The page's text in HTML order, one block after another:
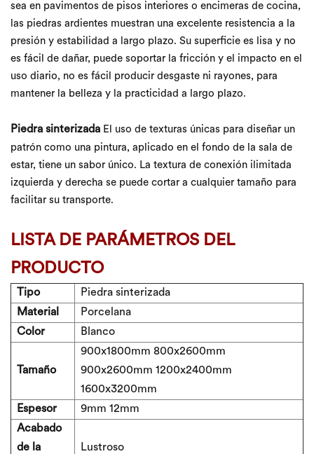
sea en pavimentos de pisos interiores o encimeras de cocina,
las piedras ardientes muestran una excelente resistencia a la
presión y estabilidad a largo plazo. Su superficie es lisa y no
es fácil de dañar, puede soportar la fricción y el impacto en el
uso diario, no es fácil producir desgaste ni rayones, para
mantener la belleza y la practicidad a largo plazo.
Piedra sinterizada El uso de texturas únicas para diseñar un
patrón como una pintura, aplicado en el fondo de la sala de
estar, tiene un sabor único. La textura de conexión ilimitada
izquierda y derecha se puede cortar a cualquier tamaño para
facilitar su transporte.
LISTA DE PARÁMETROS DEL
PRODUCTO
Tipo
Piedra sinterizada
Material
Porcelana
Color
Blanco
Tamaño
900x1800mm 800x2600mm
900x2600mm 1200x2400mm
1600x3200mm
Espesor
9mm 12mm
Acabado
de la
Lustroso